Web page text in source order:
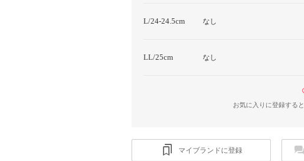
L/24-24.5cm なし
LL/25cm なし
お気に入りに登録すると
マイブランドに登録